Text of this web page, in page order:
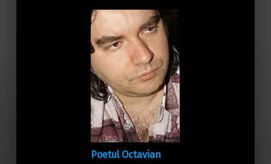
Poetul Octavian